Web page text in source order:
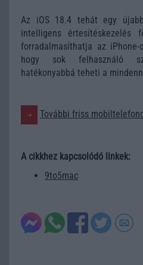
Az iOS 18.4 tehát egy
intelligens
forradalmasíthatja az
hogy sok felhasználó
hatékonyabbá teheti a
További friss
A cikkhez kapcsolódó linkek:
9to5mac